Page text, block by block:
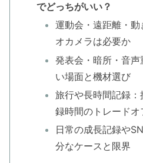
でどっちがいい？
運動会・遠距離・
オカメラは必要か
発表会・暗所・音
い場面と機材選び
旅行や長時間記録
録時間のトレードオ
日常の成長記録や
分なケースと限界